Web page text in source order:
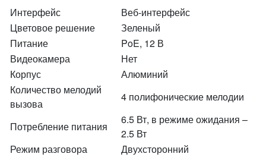
Интерфейс
Веб-интерфейс
Цветовое решение
Зеленый
Питание
PoE, 12 В
Видеокамера
Нет
Корпус
Алюминий
Количество мелодий
вызова
4 полифонические мелодии
Потребление питания
6.5 Вт, в режиме ожидания –
2.5 Вт
Режим разговора
Двухсторонний